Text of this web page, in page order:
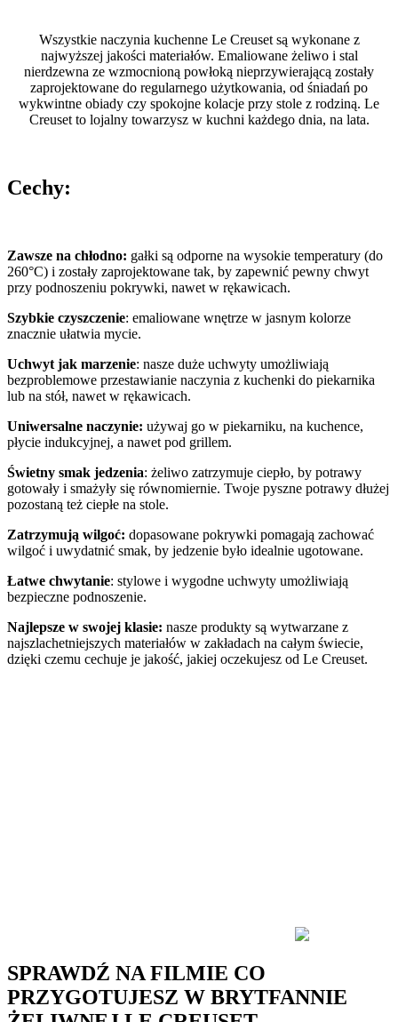
Wszystkie naczynia kuchenne Le Creuset są wykonane z
najwyższej jakości materiałów. Emaliowane żeliwo i stal
nierdzewna ze wzmocnioną powłoką nieprzywierającą zostały
zaprojektowane do regularnego użytkowania, od śniadań po
wykwintne obiady czy spokojne kolacje przy stole z rodziną. Le
Creuset to lojalny towarzysz w kuchni każdego dnia, na lata.
Cechy:
Zawsze na chłodno: gałki są odporne na wysokie temperatury (do
260°C) i zostały zaprojektowane tak, by zapewnić pewny chwyt
przy podnoszeniu pokrywki, nawet w rękawicach.
Szybkie czyszczenie: emaliowane wnętrze w jasnym kolorze
znacznie ułatwia mycie.
Uchwyt jak marzenie: nasze duże uchwyty umożliwiają
bezproblemowe przestawianie naczynia z kuchenki do piekarnika
lub na stół, nawet w rękawicach.
Uniwersalne naczynie: używaj go w piekarniku, na kuchence,
płycie indukcyjnej, a nawet pod grillem.
Świetny smak jedzenia: żeliwo zatrzymuje ciepło, by potrawy
gotowały i smażyły się równomiernie. Twoje pyszne potrawy dłużej
pozostaną też ciepłe na stole.
Zatrzymują wilgoć: dopasowane pokrywki pomagają zachować
wilgoć i uwydatnić smak, by jedzenie było idealnie ugotowane.
Łatwe chwytanie: stylowe i wygodne uchwyty umożliwiają
bezpieczne podnoszenie.
Najlepsze w swojej klasie: nasze produkty są wytwarzane z
najszlachetniejszych materiałów w zakładach na całym świecie,
dzięki czemu cechuje je jakość, jakiej oczekujesz od Le Creuset.
SPRAWDŹ NA FILMIE CO
PRZYGOTUJESZ W BRYTFANNIE